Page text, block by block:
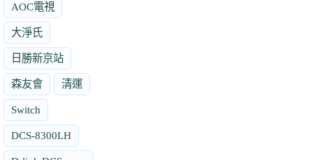
AOC電視
大淨氏
日勝新京站
森友會 清運
Switch
DCS-8300LH